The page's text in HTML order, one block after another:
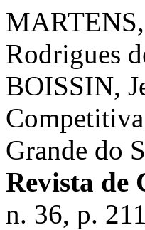
Rodrigues
BOISSIN,
Grande do
Revista de
n. 36, p.